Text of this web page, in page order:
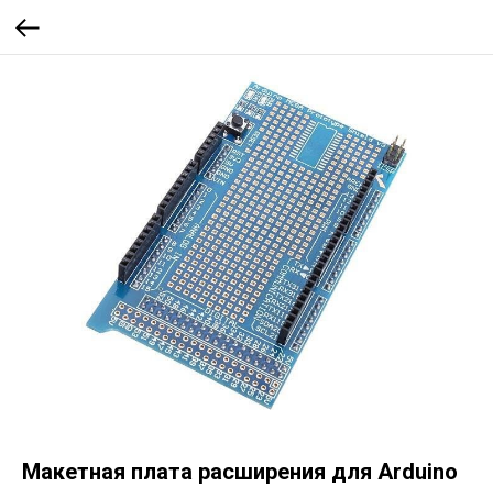
Макетная плата расширения для Arduino